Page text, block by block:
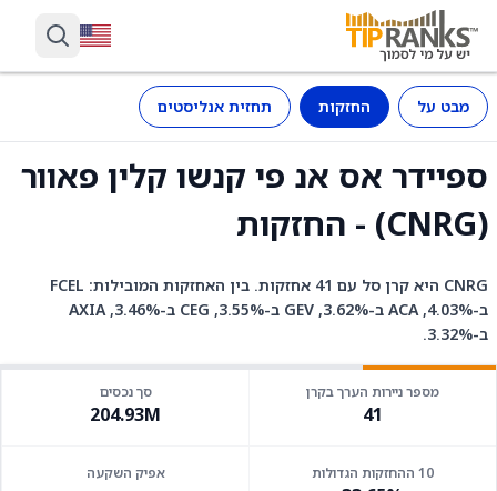
מבט על החזקות תחזית אנליסטים
ספיידר אס אנ פי קנשו קלין פאוור
(CNRG) - החזקות
CNRG היא קרן סל עם 41 אחזקות. בין האחזקות המובילות: FCEL
ב-4.03%, ACA ב-3.62%, GEV ב-3.55%, CEG ב-3.46%, AXIA
ב-3.32%.
מספר ניירות הערך בקרן
41
סך נכסים
204.93M
10 ההחזקות הגדולות אפיק השקעה